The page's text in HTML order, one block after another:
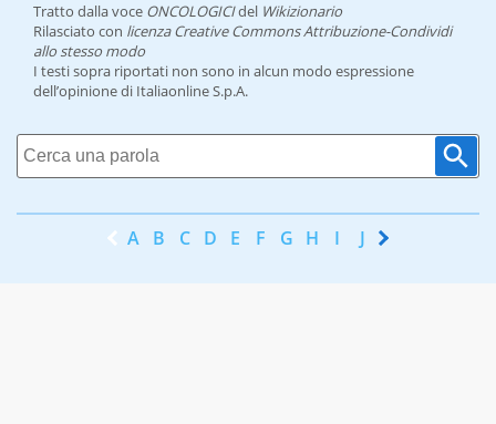
Tratto dalla voce ONCOLOGICIdel Wikizionario
Rilasciato con licenza Creative Commons Attribuzione-Condividi
allo stesso modo
I testi sopra riportati non sono in alcun modo espressione
dell’opinione di Italiaonline S.p.A.
A B C D E F G H I J K